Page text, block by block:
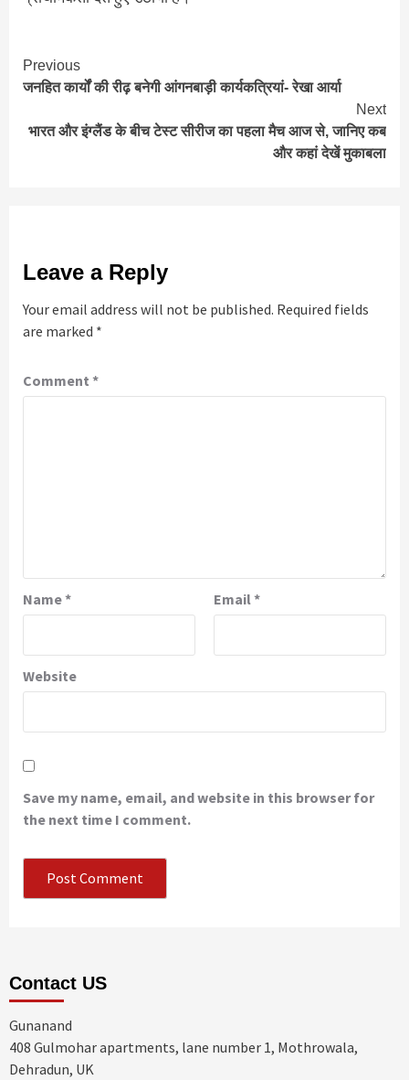
Continue
Reading
Previous
जनहित कार्यों की रीढ़ बनेगी आंगनबाड़ी कार्यकत्रियां- रेखा आर्या
Next
भारत और इंग्लैंड के बीच टेस्ट सीरीज का पहला मैच आज से, जानिए कब
और कहां देखें मुकाबला
Leave a Reply
Your email address will not be published. Required fields
are marked *
Comment *
Name* Email *
Website
Save my name, email, and website in this browser for
the next time I comment.
Contact US
Gunanand
408 Gulmohar apartments, lane number 1, Mothrowala,
Dehradun, UK